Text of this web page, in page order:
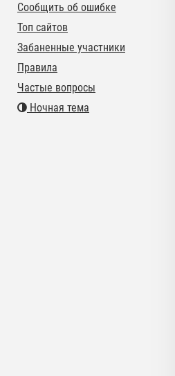
Сообщить об ошибке
Топ сайтов
Забаненные участники
Правила
Частые вопросы
Ночная тема